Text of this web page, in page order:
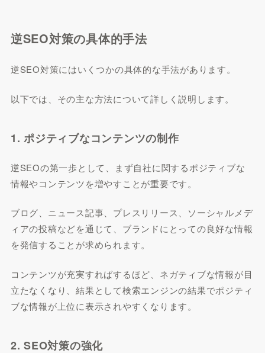
逆SEO対策の具体的手法
逆SEO対策にはいくつかの具体的な手法があります。
以下では、その主な方法について詳しく説明します。
1. ポジティブなコンテンツの制作
逆SEOの第一歩として、まず自社に関するポジティブな
情報やコンテンツを増やすことが重要です。
ブログ、ニュース記事、プレスリリース、ソーシャルメデ
ィアの投稿などを通じて、ブランドにとっての良好な情報
を発信することが求められます。
コンテンツが充実すればするほど、ネガティブな情報が目
立たなくなり、結果として検索エンジンの結果でポジティ
ブな情報が上位に表示されやすくなります。
2. SEO対策の強化